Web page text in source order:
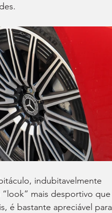
indubitavelmente
mais desportivo
é bastante apreciável